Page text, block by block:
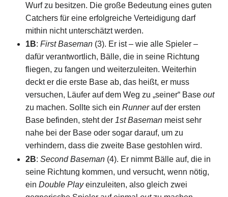
Wurf zu besitzen. Die große Bedeutung eines guten
Catchers für eine erfolgreiche Verteidigung darf
mithin nicht unterschätzt werden.
1B: First Baseman(3). Er ist – wie alle Spieler –
dafür verantwortlich, Bälle, die in seine Richtung
fliegen, zu fangen und weiterzuleiten. Weiterhin
deckt er die erste Base ab, das heißt, er muss
versuchen, Läufer auf dem Weg zu „seiner“ Base out
zu machen. Sollte sich ein Runnerauf der ersten
Base befinden, steht der 1st Basemanmeist sehr
nahe bei der Base oder sogar darauf, um zu
verhindern, dass die zweite Base gestohlen wird.
2B: Second Baseman(4). Er nimmt Bälle auf, die in
seine Richtung kommen, und versucht, wenn nötig,
ein Double Playeinzuleiten, also gleich zwei